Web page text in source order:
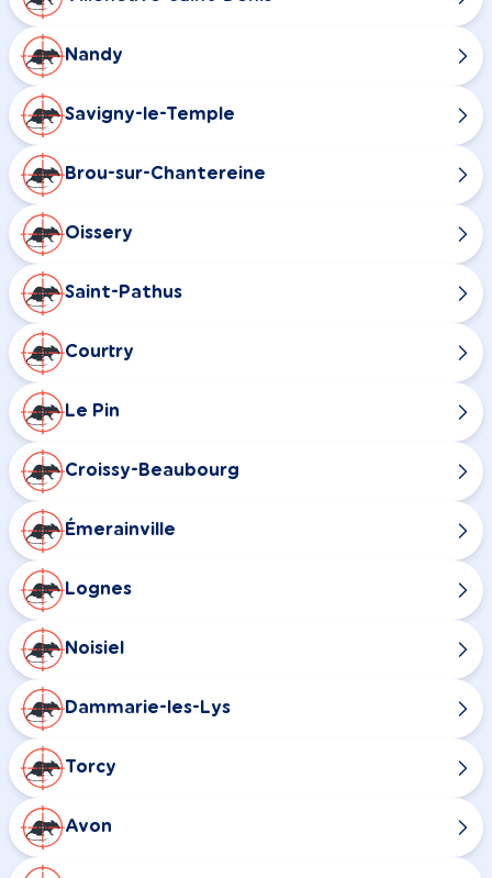
Nandy
Savigny-le-Temple
Brou-sur-Chantereine
Oissery
Saint-Pathus
Courtry
Le Pin
Croissy-Beaubourg
Émerainville
Lognes
Noisiel
Dammarie-les-Lys
Torcy
Avon